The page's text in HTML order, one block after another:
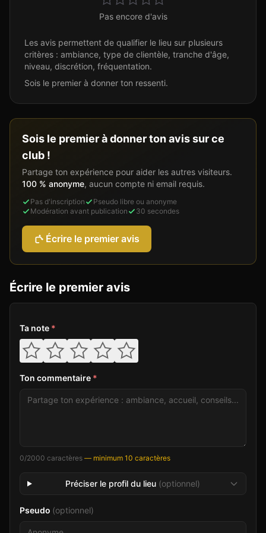
Pas encore d'avis
Les avis permettent de qualifier le lieu sur plusieurs
critères : ambiance, type de clientèle, tranche d'âge,
niveau, discrétion, fréquentation.
Sois le premier à donner ton ressenti.
Sois le premier à donner ton avis sur ce
club !
Partage ton expérience pour aider les autres visiteurs.
100 % anonyme, aucun compte ni email requis.
Pas d'inscription
Pseudo libre ou anonyme
Modération avant publication
30 secondes
Écrire le premier avis
Écrire le premier avis
Ta note *
Ton commentaire *
0/2000 caractères — minimum 10 caractères
Préciser le profil du lieu (optionnel)
Pseudo (optionnel)